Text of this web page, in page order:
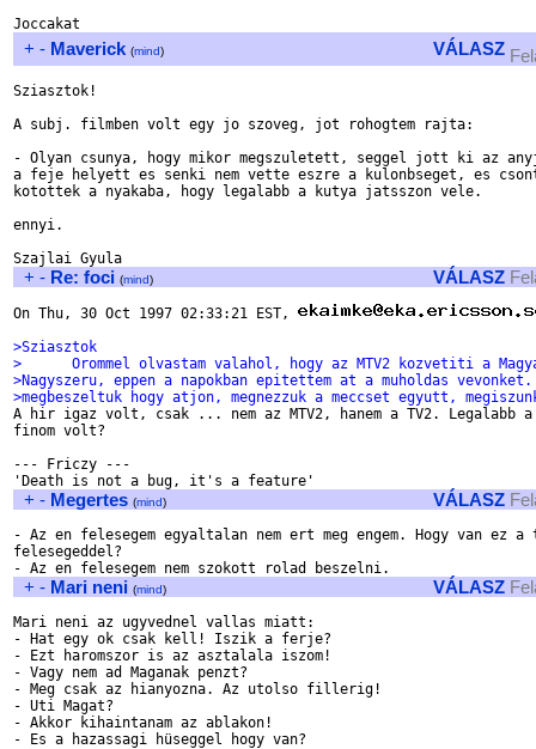
+ - Maverick (mind) VÁLASZ
Sziasztok!
A subj. filmben volt egy jo szoveg, jot rohogtem rajta:
- Olyan csunya, hogy mikor megszuletett, seggel jott ki az
a feje helyett es senki nem vette eszre a kulonbseget, es
kotottek a nyakaba, hogy legalabb a kutya jatsszon vele.
ennyi.
+ - Re: foci (mind) VÁLASZ
On Thu, 30 Oct 1997 02:33:21 EST,
>Sziasztok
>      Orommel olvastam valahol, hogy az MTV2 kozvetiti a
>Nagyszeru, eppen a napokban epitettem at a muholdas vevonket.
>megbeszeltuk hogy atjon, megnezzuk a meccset egyutt,
A hir igaz volt, csak ... nem az MTV2, hanem a TV2. Legalabb
finom volt?
--- Friczy ---
+ - Megertes (mind) VÁLASZ
- Az en felesegem egyaltalan nem ert meg engem. Hogy van ez a
felesegeddel?
+ - Mari neni (mind) VÁLASZ
Mari neni az ugyvednel vallas miatt:
- Hat egy ok csak kell! Iszik a ferje?
- Ezt haromszor is az asztalala iszom!
- Vagy nem ad Maganak penzt?
- Meg csak az hianyozna. Az utolso fillerig!
- Uti Magat?
- Akkor kihaintanam az ablakon!
- Es a hazassagi hüseggel hogy van?